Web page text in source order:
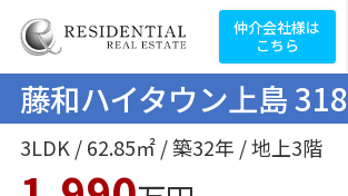
仲介会社様は
こちら
藤和ハイタウン上島 318
3LDK / 62.85㎡ / 築32年 / 地上3階